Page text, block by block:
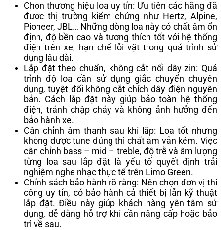
Chọn thương hiệu loa uy tín: Ưu tiên các hãng đã
được thị trường kiểm chứng như Hertz, Alpine,
Pioneer, JBL… Những dòng loa này có chất âm ổn
định, độ bền cao và tương thích tốt với hệ thống
điện trên xe, hạn chế lỗi vặt trong quá trình sử
dụng lâu dài.
Lắp đặt theo chuẩn, không cắt nối dây zin: Quá
trình độ loa cần sử dụng giắc chuyển chuyên
dụng, tuyệt đối không cắt chích dây điện nguyên
bản. Cách lắp đặt này giúp bảo toàn hệ thống
điện, tránh chập cháy và không ảnh hưởng đến
bảo hành xe.
Cân chỉnh âm thanh sau khi lắp: Loa tốt nhưng
không được tune đúng thì chất âm vẫn kém. Việc
cân chỉnh bass – mid – treble, độ trễ và âm lượng
từng loa sau lắp đặt là yếu tố quyết định trải
nghiệm nghe nhạc thực tế trên Limo Green.
Chính sách bảo hành rõ ràng: Nên chọn đơn vị thi
công uy tín, có bảo hành cả thiết bị lẫn kỹ thuật
lắp đặt. Điều này giúp khách hàng yên tâm sử
dụng, dễ dàng hỗ trợ khi cần nâng cấp hoặc bảo
trì về sau.